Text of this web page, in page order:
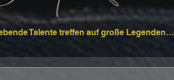
Talente treffen auf große Legenden…